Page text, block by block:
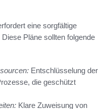
eine sorgfältige
Pläne sollten folgende
Entschlüsselung der
die geschützt
Klare Zuweisung von